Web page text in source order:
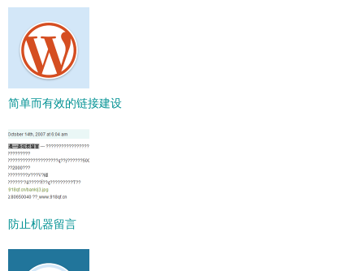
简单而有效的链接建设
防止机器留言